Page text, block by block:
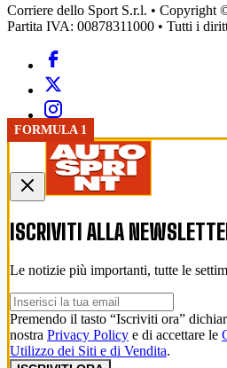
FORMULA 1
FORMULA 1
Corriere dello Sport S.r.l. • Copyright
Partita IVA: 00878311000 • Tutti i
ISCRIVITI ALLA
Le notizie più importanti, tutte le
Premendo il tasto “Iscriviti ora”
nostra Privacy Policy e di accettare le
Utilizzo dei Siti e di Vendita.